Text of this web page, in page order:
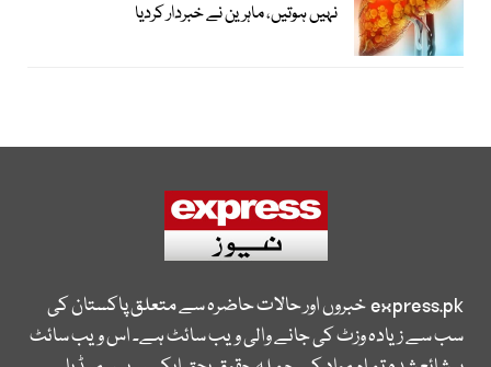
نہیں ہوتیں، ماہرین نے خبردار کردیا
express.pkخبروں اور حالات حاضرہ سے متعلق پاکستان کی
سب سے زیادہ وزٹ کی جانے والی ویب سائٹ ہے۔ اس ویب سائٹ